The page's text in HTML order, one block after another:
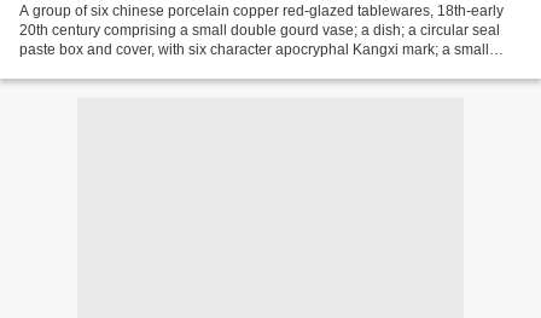
A group of six chinese porcelain copper red-glazed tablewares, 18th-early
20th century comprising a small double gourd vase; a dish; a circular seal
paste box and cover, with six character apocryphal Kangxi mark; a small